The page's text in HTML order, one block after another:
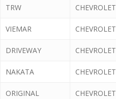
TRW CHEVROLET
VIEMAR CHEVROLET
DRIVEWAY CHEVROLET
NAKATA CHEVROLET
ORIGINAL CHEVROLET